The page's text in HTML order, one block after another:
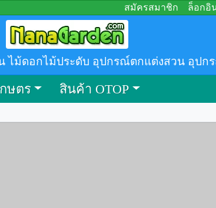
สมัครสมาชิก ล็อกอิ
ม้ดอกไม้ประดับ อุปกรณ์ตกแต่งสวน อุปก
ษตร สินค้า OTOP